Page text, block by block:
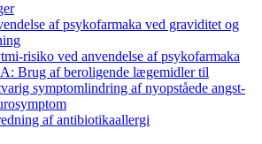
af psykofarmaka ved graviditet og
risiko ved anvendelse af psykofarmaka
Brug af beroligende lægemidler til
symptomlindring af nyopståede angst-
af antibiotikaallergi